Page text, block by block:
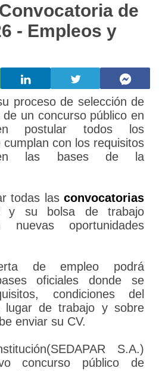
de
- Empleos y
proceso de selección de
un concurso público en
postular todos los
cumplan con los requisitos
en las bases de la
todas las convocatorias
su bolsa de trabajo
nuevas oportunidades
de empleo podrá
oficiales donde se
condiciones del
lugar de trabajo y sobre
enviar su CV.
S.A.)
concurso público de